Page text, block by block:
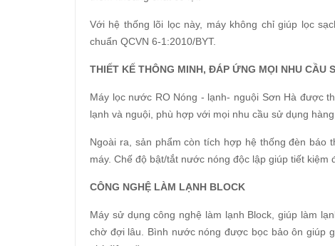
Với hệ thống lõi lọc này, máy không chỉ giúp lọc
chuẩn QCVN 6-1:2010/BYT.
THIẾT KẾ THÔNG MINH, ĐÁP ỨNG MỌI NHU CẦU
Máy lọc nước RO Nóng - lạnh- nguội Sơn Hà được
lạnh và nguội, phù hợp với mọi nhu cầu sử dụng
Ngoài ra, sản phẩm còn tích hợp hệ thống đèn báo
máy. Chế độ bật/tắt nước nóng độc lập giúp tiết
CÔNG NGHỆ LÀM LẠNH BLOCK
Máy sử dụng công nghệ làm lạnh Block, giúp làm
chờ đợi lâu. Bình nước nóng được bọc bảo ôn giúp